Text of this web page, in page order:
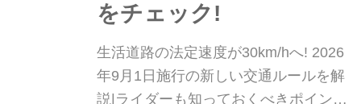
をチェック!
生活道路の法定速度が30km/hへ! 2026
年9月1日施行の新しい交通ルールを解
説|ライダーも知っておくべきポイント